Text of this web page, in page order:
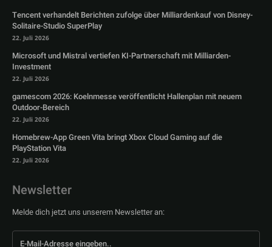
Tencent verhandelt Berichten zufolge über Milliardenkauf von Disney-
Solitaire-Studio SuperPlay
22. Juli 2026
Microsoft und Mistral vertiefen KI-Partnerschaft mit Milliarden-
Investment
22. Juli 2026
gamescom 2026: Koelnmesse veröffentlicht Hallenplan mit neuem
Outdoor-Bereich
22. Juli 2026
Homebrew-App Green Vita bringt Xbox Cloud Gaming auf die
PlayStation Vita
22. Juli 2026
Newsletter
Melde dich jetzt uns unserem Newsletter an: